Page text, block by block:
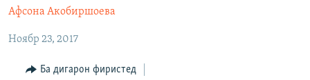
ба
аслӣ
Ҷаҳиш
ҶОМЕА
ҚАЗИЯИ "КРОКУС"
ОСИЁИ МАРКАЗӢ
САЛОМ, ХОҲАР
ТАҲҚИҚОТ
ҶАНГ ДАР УКРАИНА
Афсона Акобиршоева
Ноябр 23, 2017
Ба дигарон фиристед